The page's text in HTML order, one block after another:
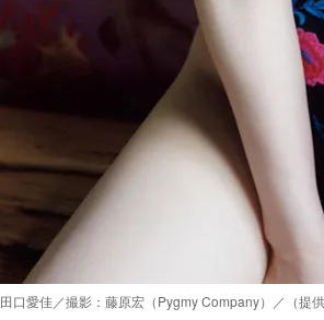
田口愛佳／撮影：藤原宏（Pygmy Company）／（提